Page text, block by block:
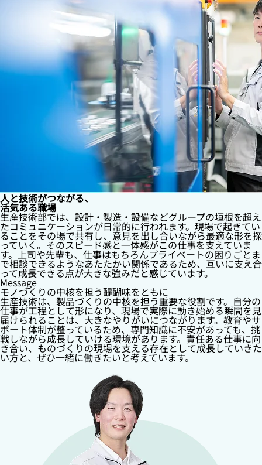
人と技術がつながる、
活気ある職場
生産技術部では、設計・製造・設備などグループの垣根を超え
たコミュニケーションが日常的に行われます。現場で起きてい
ることをその場で共有し、意見を出し合いながら最適な形を探
っていく。そのスピード感と一体感がこの仕事を支えていま
す。上司や先輩も、仕事はもちろんプライベートの困りごとま
で相談できるようなあたたかい関係であるため、互いに支え合
って成長できる点が大きな強みだと感じています。
Message
モノづくりの中核を担う醍醐味をともに
生産技術は、製品づくりの中核を担う重要な役割です。自分の
仕事が工程として形になり、現場で実際に動き始める瞬間を見
届けられることは、大きなやりがいにつながります。教育やサ
ポート体制が整っているため、専門知識に不安があっても、挑
戦しながら成長していける環境があります。責任ある仕事に向
き合い、ものづくりの現場を支える存在として成長していきた
い方と、ぜひ一緒に働きたいと考えています。